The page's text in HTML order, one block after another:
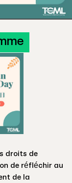
droits de
de réfléchir au
de la